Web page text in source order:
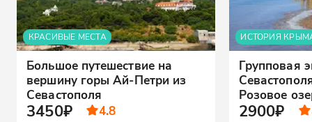
КРАСИВЫЕ МЕСТА
Большое путешествие на
вершину горы Ай-Петри из
Севастополя
3450₽ 4.8
ИСТОРИЯ
Групповая
Розовое
2900₽